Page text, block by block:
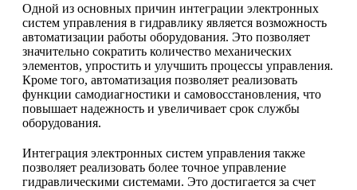
Одной из основных причин интеграции электронных
систем управления в гидравлику является возможность
автоматизации работы оборудования. Это позволяет
значительно сократить количество механических
элементов, упростить и улучшить процессы управления.
Кроме того, автоматизация позволяет реализовать
функции самодиагностики и самовосстановления, что
повышает надежность и увеличивает срок службы
оборудования.
Интеграция электронных систем управления также
позволяет реализовать более точное управление
гидравлическими системами. Это достигается за счет